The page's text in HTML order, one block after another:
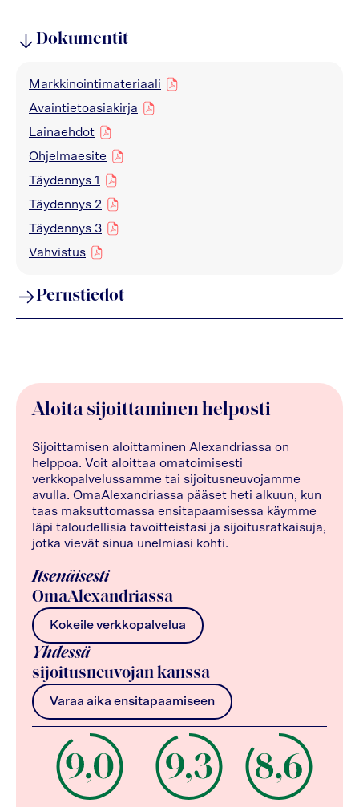
Dokumentit
Markkinointimateriaali
pdf
Avaintietoasiakirja
pdf
Lainaehdot
pdf
Ohjelmaesite
pdf
Täydennys 1
pdf
Täydennys 2
pdf
Täydennys 3
pdf
Vahvistus
pdf
Perustiedot
Aloita sijoittaminen helposti
Sijoittamisen aloittaminen Alexandriassa on
helppoa. Voit aloittaa omatoimisesti
verkkopalvelussamme tai sijoitusneuvojamme
avulla. OmaAlexandriassa pääset heti alkuun, kun
taas maksuttomassa ensitapaamisessa käymme
läpi taloudellisia tavoitteistasi ja sijoitusratkaisuja,
jotka vievät sinua unelmiasi kohti.
Itsenäisesti
OmaAlexandriassa
Kokeile verkkopalvelua
Yhdessä
sijoitusneuvojan kanssa
Varaa aika ensitapaamiseen